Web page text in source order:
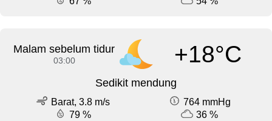
Malam sebelum tidur
03:00 +18°C
Sedikit mendung
Barat, 3.8 m/s
764 mmHg
79 %
36 %